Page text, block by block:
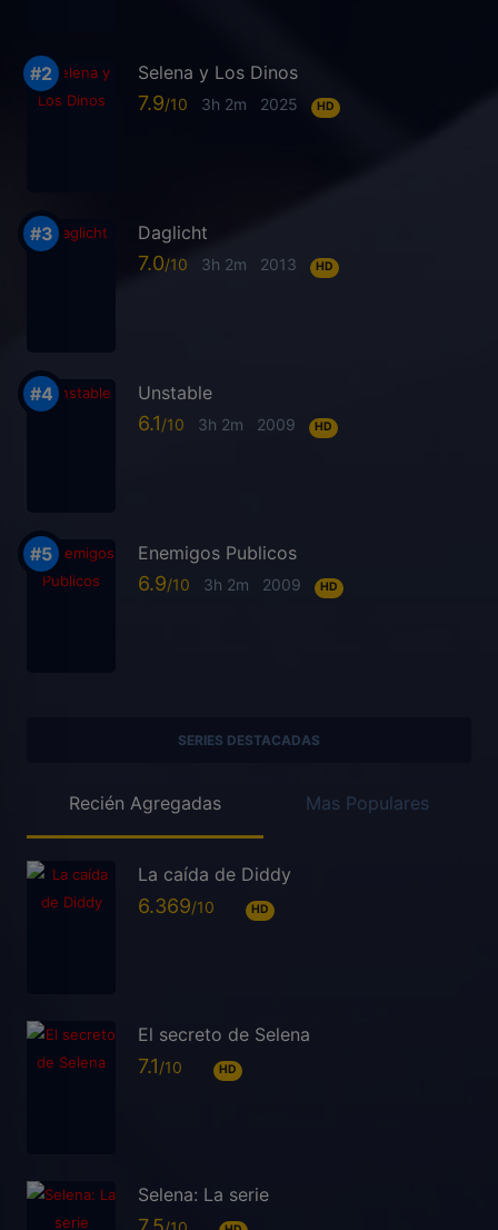
Selena y Los Dinos
7.9 3h 2m 2025 HD
Daglicht
7.0 3h 2m 2013 HD
Unstable
6.1 3h 2m 2009 HD
Enemigos Publicos
6.9 3h 2m 2009 HD
SERIES DESTACADAS
Recién Agregadas Mas Populares
La caída de Diddy
6.369 HD
El secreto de Selena
7.1 HD
Selena: La serie